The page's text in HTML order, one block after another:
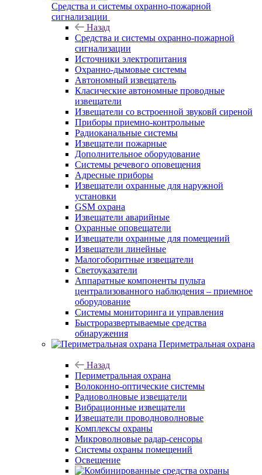
Средства и системы охранно-пожарной
сигнализации
Назад
Средства и системы охранно-пожарной
сигнализации
Источники электропитания
Охранно-дымовые системы
Автономный извещатель
Класические автономные проводные
извещатели
Извещатели со встроенной звуковй сиреной
Приборы приемно-контрольные
Радиоканальные системы
Извещатели пожарные
Дополнительное оборудование
Системы речевого оповещения
Адресные приборы
Извещатели охранные для наружной
установки
GSM охрана
Извещатели аварийные
Охранные оповещатели
Извещатели охранные для помещений
Извещатели линейные
Малогоборитные извещатели
Светоуказатели
Аппаратные компоненты пульта
централизованного наблюдения – приемное
оборудование
Системы мониторинга и управления
Быстроразвертываемые средства
обнаружения
Периметральная охрана
Назад
Периметральная охрана
Волоконно-оптические системы
Радиоволновые извещатели
Вибрационные извещатели
Извещатели проводноволновые
Комплексы охраны
Микроволновые радар-сенсоры
Системы охраны помещений
Освещение